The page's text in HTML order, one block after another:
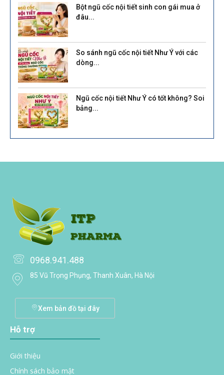
Bột ngũ cốc nội tiết sinh con gái mua ở
đâu...
So sánh ngũ cốc nội tiết Như Ý với các
dòng...
Ngũ cốc nội tiết Như Ý có tốt không? Soi
bảng...
0968.941.488
85 Vũ Trọng Phụng, Thanh Xuân, Hà Nội
Xem bản đồ tại đây
Hỗ trợ
Giới thiệu
Chính sách bảo mật